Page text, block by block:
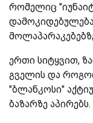
რომელიც
ერთი სიტყვით,
გველის და
"ბლანკოსი"
ბაზარზე აპირებს.